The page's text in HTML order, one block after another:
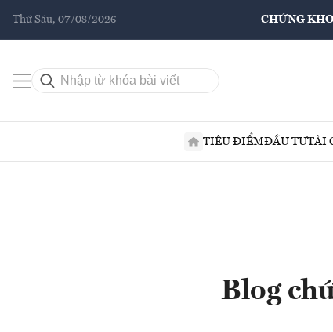
Thứ Sáu, 07/08/2026 CHỨNG
TIÊU ĐIỂMĐẦU TƯTÀI
Blog